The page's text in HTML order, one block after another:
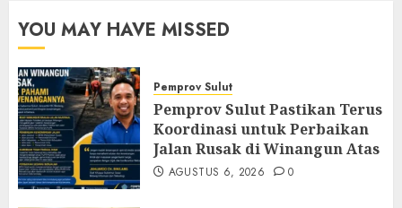
YOU MAY HAVE MISSED
Pemprov Sulut
Pemprov Sulut Pastikan Terus
Koordinasi untuk Perbaikan
Jalan Rusak di Winangun Atas
AGUSTUS 6, 2026 0